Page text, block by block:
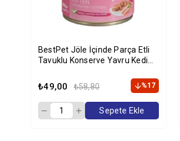
BestPet Jöle İçinde Parça Etli
Tavuklu Konserve Yavru Kedi
₺49,00 ₺58,80 %17
Sepete Ekle